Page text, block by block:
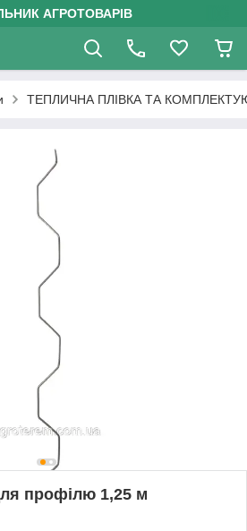
АГРОТОВАРІВ
ТЕПЛИЧНА ПЛІВКА ТА
профілю 1,25 м